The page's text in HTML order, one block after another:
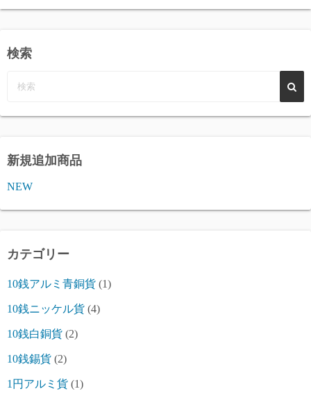
検索
新規追加商品
NEW
カテゴリー
10銭アルミ青銅貨 (1)
10銭ニッケル貨 (4)
10銭白銅貨 (2)
10銭錫貨 (2)
1円アルミ貨 (1)